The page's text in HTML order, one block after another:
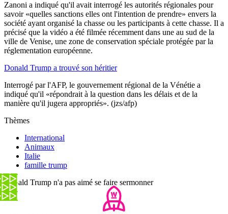
Zanoni a indiqué qu'il avait interrogé les autorités régionales pour
savoir «quelles sanctions elles ont l'intention de prendre» envers la
société ayant organisé la chasse ou les participants à cette chasse. Il a
précisé que la vidéo a été filmée récemment dans une au sud de la
ville de Venise, une zone de conservation spéciale protégée par la
réglementation européenne.
Donald Trump a trouvé son héritier
Interrogé par l'AFP, le gouvernement régional de la Vénétie a
indiqué qu'il «répondrait à la question dans les délais et de la
manière qu'il jugera appropriés». (jzs/afp)
Thèmes
International
Animaux
Italie
famille trump
Donald Trump n'a pas aimé se faire sermonner